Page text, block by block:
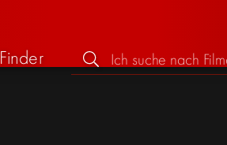
Finder